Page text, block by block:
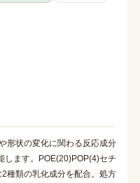
形状の変化に関わる反応成分
します。POE(20)POP(4)セチ
種類の乳化成分を配合。処方